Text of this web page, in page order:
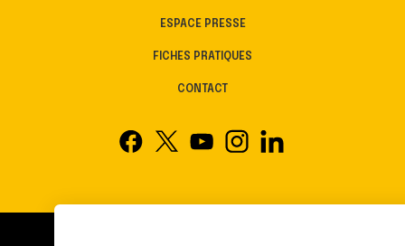
ESPACE PRESSE
FICHES PRATIQUES
CONTACT